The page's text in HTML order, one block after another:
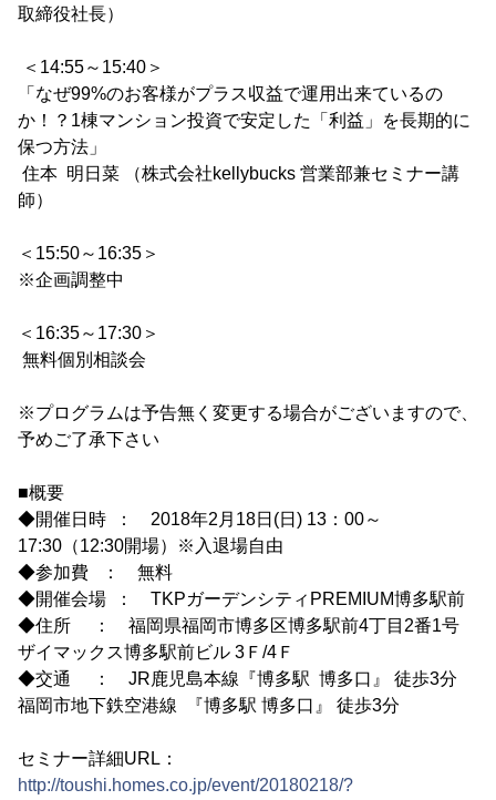
取締役社長）
＜14:55～15:40＞
「なぜ99%のお客様がプラス収益で運用出来ているの
か！？1棟マンション投資で安定した「利益」を長期的に
保つ方法」
住本 明日菜 （株式会社kellybucks 営業部兼セミナー講
師）
＜15:50～16:35＞
※企画調整中
＜16:35～17:30＞
無料個別相談会
※プログラムは予告無く変更する場合がございますので、
予めご了承下さい
■概要
◆開催日時 ： 2018年2月18日(日) 13：00～
17:30（12:30開場）※入退場自由
◆参加費 ： 無料
◆開催会場 ： TKPガーデンシティPREMIUM博多駅前
◆住所 ： 福岡県福岡市博多区博多駅前4丁目2番1号
ザイマックス博多駅前ビル 3Ｆ/4Ｆ
◆交通 ： JR鹿児島本線『博多駅 博多口』 徒歩3分
福岡市地下鉄空港線 『博多駅 博多口』 徒歩3分
セミナー詳細URL：
http://toushi.homes.co.jp/event/20180218/?